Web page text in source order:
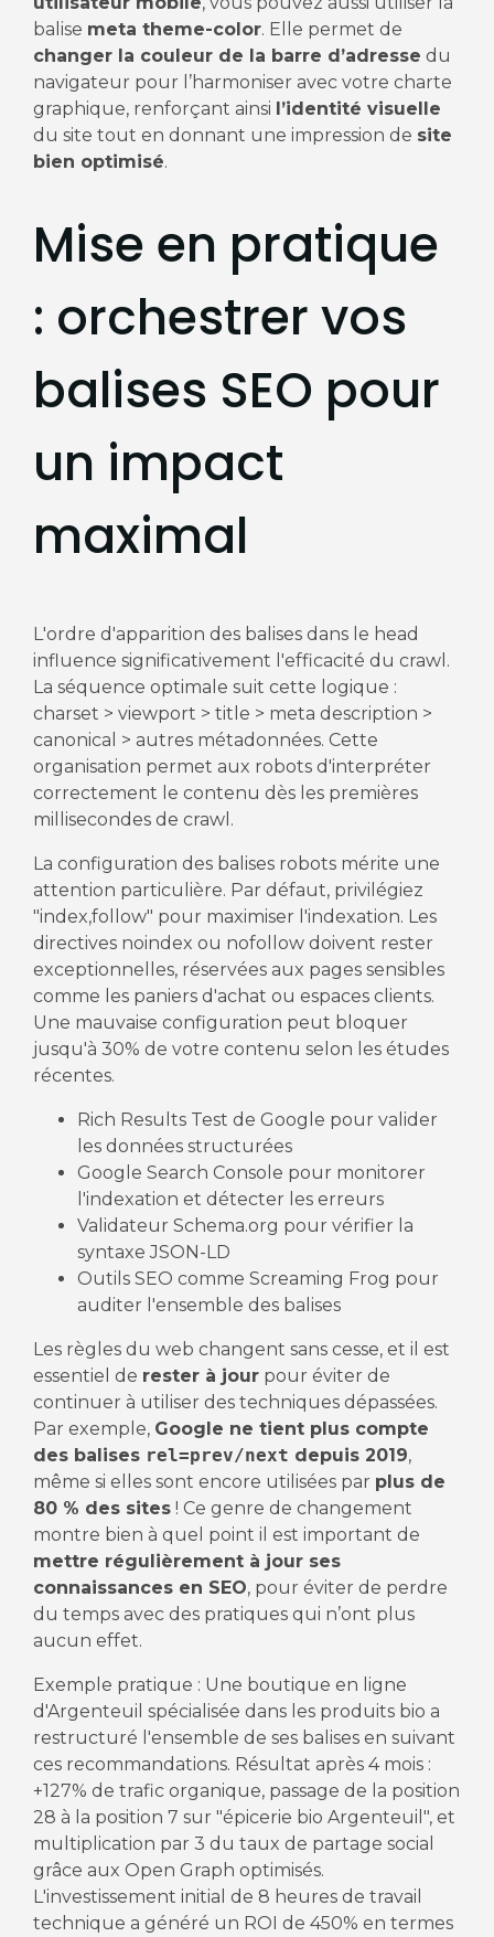
balise meta theme-color. Elle permet de
changer la couleur de la barre d’adresse du
navigateur pour l’harmoniser avec votre charte
graphique, renforçant ainsi l’identité visuelle
du site tout en donnant une impression de site
bien optimisé.
Mise en pratique
: orchestrer vos
balises SEO pour
un impact
maximal
L'ordre d'apparition des balises dans le head
influence significativement l'efficacité du crawl.
La séquence optimale suit cette logique :
charset > viewport > title > meta description >
canonical > autres métadonnées. Cette
organisation permet aux robots d'interpréter
correctement le contenu dès les premières
millisecondes de crawl.
La configuration des balises robots mérite une
attention particulière. Par défaut, privilégiez
"index,follow" pour maximiser l'indexation. Les
directives noindex ou nofollow doivent rester
exceptionnelles, réservées aux pages sensibles
comme les paniers d'achat ou espaces clients.
Une mauvaise configuration peut bloquer
jusqu'à 30% de votre contenu selon les études
récentes.
Rich Results Test de Google pour valider
les données structurées
Google Search Console pour monitorer
l'indexation et détecter les erreurs
Validateur Schema.org pour vérifier la
syntaxe JSON-LD
Outils SEO comme Screaming Frog pour
auditer l'ensemble des balises
Les règles du web changent sans cesse, et il est
essentiel de rester à jourpour éviter de
continuer à utiliser des techniques dépassées.
Par exemple, Google ne tient plus compte
des balises rel=prev/next depuis 2019,
même si elles sont encore utilisées par plus de
80 % des sites! Ce genre de changement
montre bien à quel point il est important de
mettre régulièrement à jour ses
connaissances en SEO, pour éviter de perdre
du temps avec des pratiques qui n’ont plus
aucun effet.
Exemple pratique : Une boutique en ligne
d'Argenteuil spécialisée dans les produits bio a
restructuré l'ensemble de ses balises en suivant
ces recommandations. Résultat après 4 mois :
+127% de trafic organique, passage de la position
28 à la position 7 sur "épicerie bio Argenteuil", et
multiplication par 3 du taux de partage social
grâce aux Open Graph optimisés.
L'investissement initial de 8 heures de travail
technique a généré un ROI de 450% en termes